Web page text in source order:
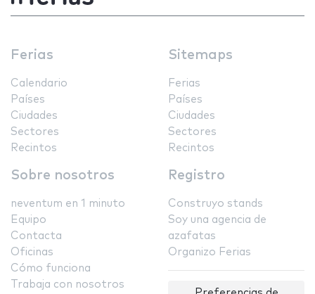
Ferias
Calendario
Países
Ciudades
Sectores
Recintos
Sitemaps
Ferias
Países
Ciudades
Sectores
Recintos
Sobre nosotros
neventum en 1 minuto
Equipo
Contacta
Oficinas
Cómo funciona
Trabaja con nosotros
Registro
Construyo stands
Soy una agencia de
azafatas
Organizo Ferias